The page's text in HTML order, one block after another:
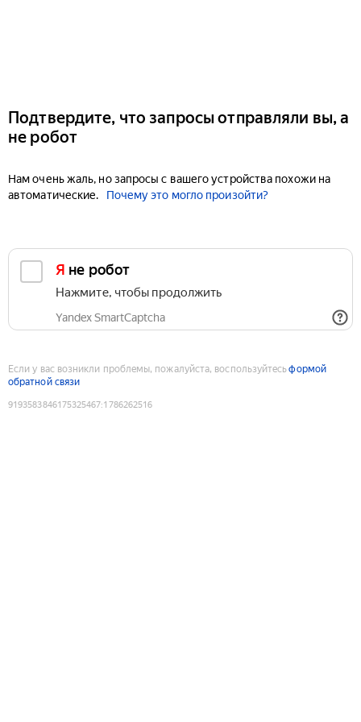
Подтвердите, что запросы отправляли вы, а
не робот
Нам очень жаль, но запросы с вашего устройства похожи на
автоматические.
Почему это могло произойти?
Я не робот
Нажмите, чтобы продолжить
Yandex SmartCaptcha
Если у вас возникли проблемы, пожалуйста, воспользуйтесьформой
обратной связи
9193583846175325467:1786262516